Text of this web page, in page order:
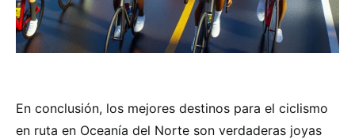
En conclusión, los mejores destinos para el ciclismo
en ruta en Oceanía del Norte son verdaderas joyas